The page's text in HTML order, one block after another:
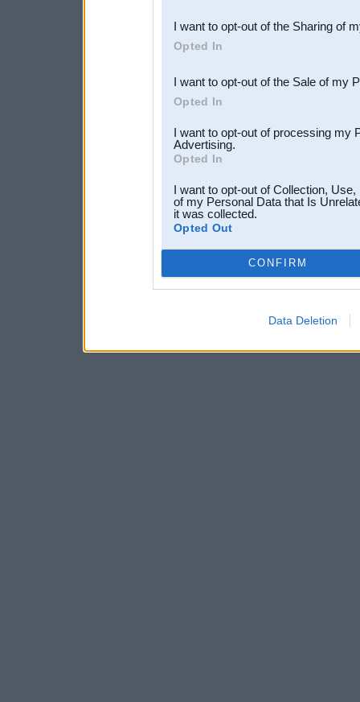
Downstream Participants
third parties.
I want to opt-out of the Sharing of
Opted In
I want to opt-out of the Sale of my
Opted In
I want to opt-out of processing my
Advertising.
Opted In
I want to opt-out of Collection,
of my Personal Data that Is
it was collected.
Opted Out
CONFIRM
Data Deletion